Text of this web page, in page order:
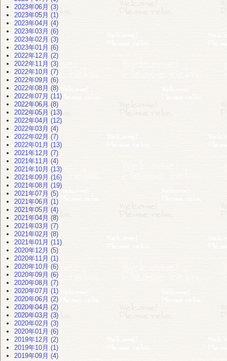
2023年06月 (3)
2023年05月 (1)
2023年04月 (4)
2023年03月 (6)
2023年02月 (3)
2023年01月 (6)
2022年12月 (2)
2022年11月 (3)
2022年10月 (7)
2022年09月 (6)
2022年08月 (8)
2022年07月 (11)
2022年06月 (8)
2022年05月 (13)
2022年04月 (12)
2022年03月 (4)
2022年02月 (7)
2022年01月 (13)
2021年12月 (7)
2021年11月 (4)
2021年10月 (13)
2021年09月 (16)
2021年08月 (19)
2021年07月 (5)
2021年06月 (1)
2021年05月 (4)
2021年04月 (8)
2021年03月 (7)
2021年02月 (8)
2021年01月 (11)
2020年12月 (5)
2020年11月 (1)
2020年10月 (6)
2020年09月 (6)
2020年08月 (7)
2020年07月 (1)
2020年06月 (2)
2020年04月 (2)
2020年03月 (3)
2020年02月 (3)
2020年01月 (6)
2019年12月 (2)
2019年10月 (1)
2019年09月 (4)